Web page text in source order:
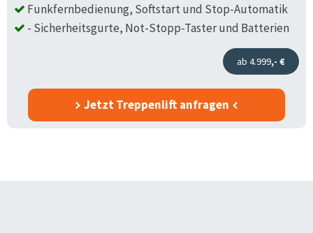
Funkfernbedienung, Softstart und Stop-Automatik
- Sicherheitsgurte, Not-Stopp-Taster und Batterien
ab 4.999,- €
Jetzt Treppenlift anfragen